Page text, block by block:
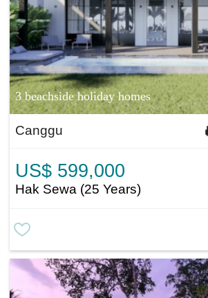
3 beachside holiday homes
Canggu
US$ 599,000
Hak Sewa (25 Years)